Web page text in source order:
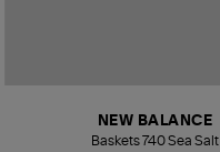
NEW BALANCE
Baskets 740 Sea Salt